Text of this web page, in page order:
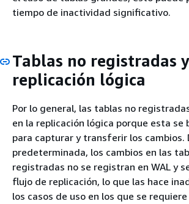
tiempo de inactividad significativo.
Tablas no registradas y
replicación lógica
Por lo general, las tablas no
en la replicación lógica porque esta se
para capturar y transferir los cambios.
predeterminada, los cambios en las
registradas no se registran en WAL y
flujo de replicación, lo que las hace
los casos de uso en los que se